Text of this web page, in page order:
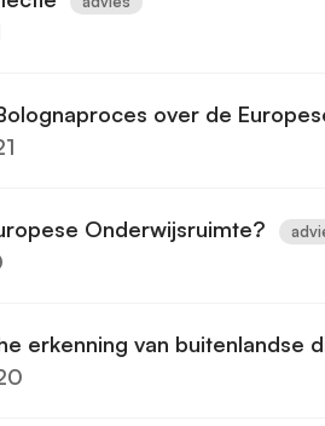
over de
Onderwijsruimte?
erkenning van buitenlandse